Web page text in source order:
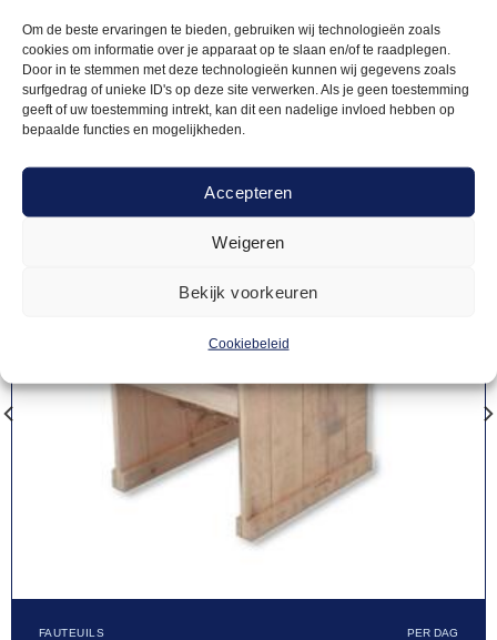
Om de beste ervaringen te bieden, gebruiken wij technologieën zoals
cookies om informatie over je apparaat op te slaan en/of te raadplegen.
Door in te stemmen met deze technologieën kunnen wij gegevens zoals
surfgedrag of unieke ID's op deze site verwerken. Als je geen toestemming
geeft of uw toestemming intrekt, kan dit een nadelige invloed hebben op
bepaalde functies en mogelijkheden.
Accepteren
Weigeren
Bekijk voorkeuren
Cookiebeleid
producten
FAUTEUILS